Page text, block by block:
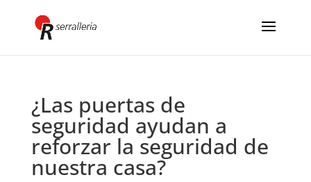
¿Las puertas de
seguridad ayudan a
reforzar la seguridad de
nuestra casa?